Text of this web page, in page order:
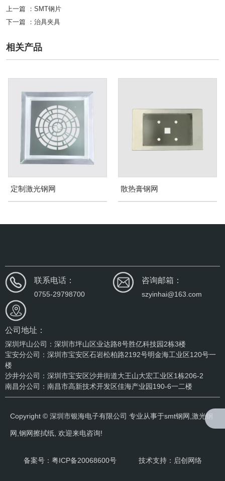
上一篇 ： SMT钢片
下一篇 ： 治具夹具
相关产品
定制激光钢网 散热膏钢网
联系电话：
0755-29798700
咨询邮箱：
szyinhai@163.com
公司地址：
深圳坪山公司：深圳市坪山区业达路8号胜亿科技园2栋3楼
宝安分公司：深圳市宝安区石岩松柏路2192号明金海工业区120号一
楼
沙井分公司：深圳市宝安区沙井街道大王山大宏工业区1栋206-2
南昌分公司：南昌市高新技术开发区佳海产业园190-6一二楼
Copyright © 深圳市银海电子有限公司 专业从事于smt钢网 激光钢
网 钢网擦拭纸 , 欢迎来电咨询!
备案号： 粤ICP备20068600号 技术支持：启创网络